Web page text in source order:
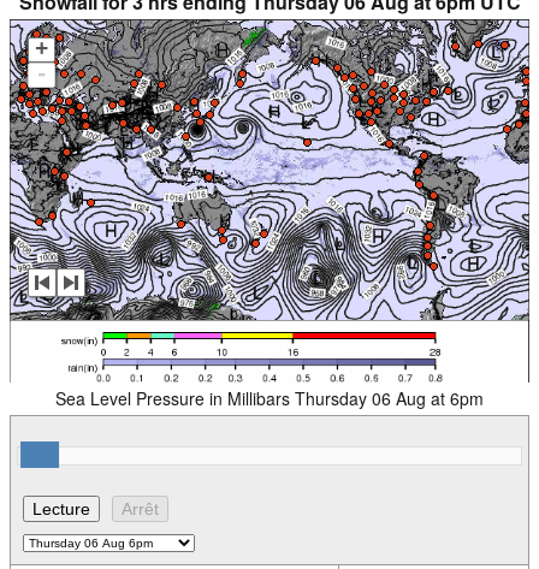
+
-
Sea Level Pressure in Millibars Thursday 06 Aug at 6pm